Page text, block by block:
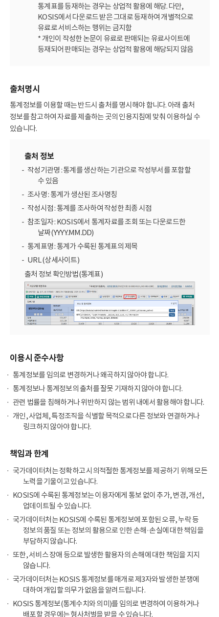
통계표를 등재하는 경우는 상업적 활용에 해당. 다만,
KOSIS에서 다운로드 받은 그대로 등재하여 개별적으로
유료로 서비스하는 행위는 금지함
* 개인이 작성한 논문이 유료로 판매되는 유료사이트에
등재되어 판매되는 경우는 상업적 활용에 해당되지 않음
출처명시
통계정보를 이용할 때는 반드시 출처를 명시해야 합니다. 아래 출처
정보를 참고하여 자료를 제출하는 곳의 인용지침에 맞춰 이용하실 수
있습니다.
출처 정보
작성기관명 : 통계를 생산하는 기관으로 작성부서를 포함할
수 있음
조사명 : 통계가 생산된 조사명칭
작성시점 : 통계를 조사하여 작성한 최종 시점
참조일자 : KOSIS에서 통계자료를 조회 또는 다운로드한
날짜(YYYY.MM.DD)
통계표명 : 통계가 수록된 통계표의 제목
URL (상세사이트)
출처 정보 확인방법(통계표)
이용시 준수사항
통계정보를 임의로 변경하거나 왜곡하지 않아야 합니다.
통계정보나 통계정보의 출처를 잘못 기재하지 않아야 합니다.
관련 법률을 침해하거나 위반하지 않는 범위 내에서 활용해야 합니다.
개인, 사업체, 특정조직을 식별할 목적으로 다른 정보와 연결하거나
링크하지 않아야 합니다.
책임과 한계
국가데이터처는 정확하고 시의적절한 통계정보를 제공하기 위해 모든
노력을 기울이고 있습니다.
KOSIS에 수록된 통계정보는 이용자에게 통보 없이 추가, 변경, 개선,
업데이트될 수 있습니다.
국가데이터처는 KOSIS에 수록된 통계정보에 포함된 오류, 누락 등
정보의 품질 또는 정보의 활용으로 인한 손해·손실에 대한 책임을
부담하지 않습니다.
또한, 서비스 장애 등으로 발생한 활용자의 손해에 대한 책임을 지지
않습니다.
국가데이터처는 KOSIS 통계정보를 매개로 제3자와 발생한 분쟁에
대하여 개입할 의무가 없음을 알려드립니다.
KOSIS 통계정보(통계수치와 의미)를 임의로 변경하여 이용하거나
배포할 경우에는 형사처벌을 받을 수 있습니다.